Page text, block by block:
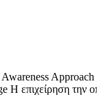
Approach
Η επιχείρηση την